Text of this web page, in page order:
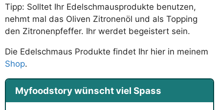
Tipp: Solltet Ihr Edelschmausprodukte benutzen,
nehmt mal das Oliven Zitronenöl und als Topping
den Zitronenpfeffer. Ihr werdet begeistert sein.
Die Edelschmaus Produkte findet Ihr hier in meinem
Shop.
Myfoodstory wünscht viel Spass